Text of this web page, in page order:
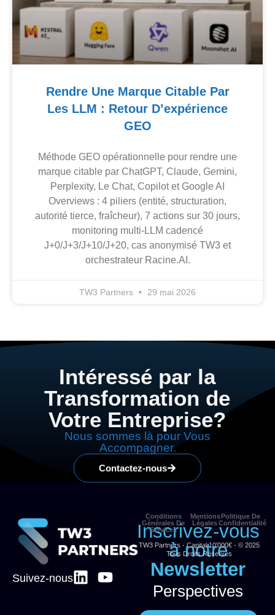
Rendre Une Marque Citable Par
Les LLM : Retour D’expérience
GEO
Méthode GEO opérationnelle pour rendre une
marque citable par ChatGPT, Claude, Gemini,
Perplexity, Le Chat, Copilot et Google AI
Overviews : 4 piliers (entité, structuration,
autorité tierce, fraîcheur), 7 actions sur 30 jours,
monitoring multi-LLM cadencé
J+0/J+3/J+10/J+20, cas anonymisé TW3 et
orchestrateur Racine.AI.
TW3 Partners 29 mai 2026
Intéressé par la
Transformation de
Votre Entreprise?
Nous sommes là pour Vous
Accompagner.
Contactez-nous
Suivez-nous
Inscrivez-vous
à notre
Newsletter
Perspectives
Conditions
Générales De
Services
Mentions
Légales
Politique De
Confidentialité
TW3 Partners - Capital 10'000€ - © 2025
Tous Droits Réservés